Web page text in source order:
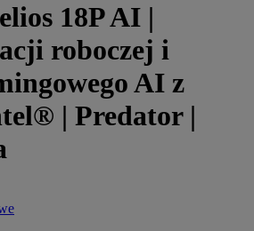
18P AI |
roboczej i
AI z
| Predator |